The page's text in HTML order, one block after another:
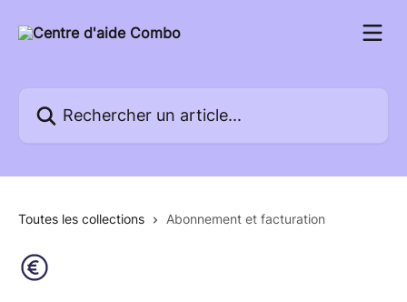
Toutes les collections Abonnement et facturation